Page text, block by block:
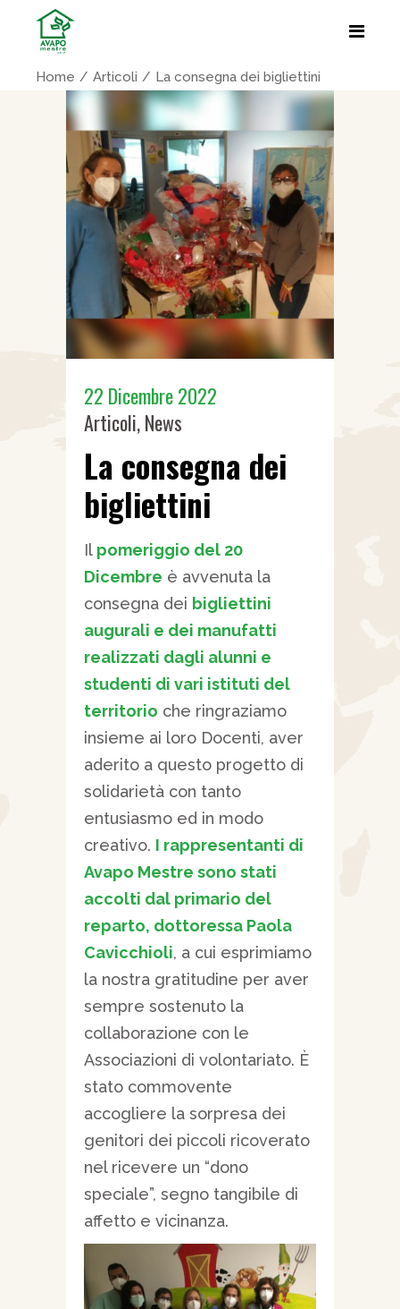
Home Articoli La consegna dei bigliettini
22 Dicembre 2022
Articoli,News
La consegna dei
bigliettini
Il pomeriggio del 20
Dicembre è avvenuta la
consegna dei bigliettini
augurali e dei manufatti
realizzati dagli alunni e
studenti di vari istituti del
territorio che ringraziamo
insieme ai loro Docenti, aver
aderito a questo progetto di
solidarietà con tanto
entusiasmo ed in modo
creativo. I rappresentanti di
Avapo Mestre sono stati
accolti dal primario del
reparto, dottoressa Paola
Cavicchioli, a cui esprimiamo
la nostra gratitudine per aver
sempre sostenuto la
collaborazione con le
Associazioni di volontariato. È
stato commovente
accogliere la sorpresa dei
genitori dei piccoli ricoverato
nel ricevere un “dono
speciale”, segno tangibile di
affetto e vicinanza.